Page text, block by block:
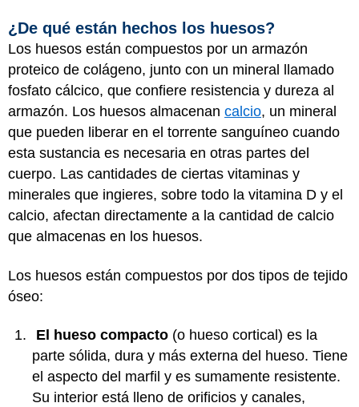
¿De qué están hechos los huesos?
Los huesos están compuestos por un armazón
proteico de colágeno, junto con un mineral llamado
fosfato cálcico, que confiere resistencia y dureza al
armazón. Los huesos almacenan calcio, un mineral
que pueden liberar en el torrente sanguíneo cuando
esta sustancia es necesaria en otras partes del
cuerpo. Las cantidades de ciertas vitaminas y
minerales que ingieres, sobre todo la vitamina D y el
calcio, afectan directamente a la cantidad de calcio
que almacenas en los huesos.
Los huesos están compuestos por dos tipos de tejido
óseo:
El hueso compacto (o hueso cortical) es la
parte sólida, dura y más externa del hueso. Tiene
el aspecto del marfil y es sumamente resistente.
Su interior está lleno de orificios y canales,